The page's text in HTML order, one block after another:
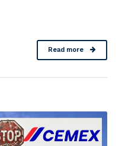
Read more